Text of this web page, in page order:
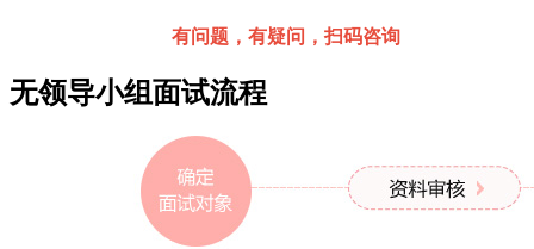
有问题，有疑问，扫码咨询
无领导小组面试流程